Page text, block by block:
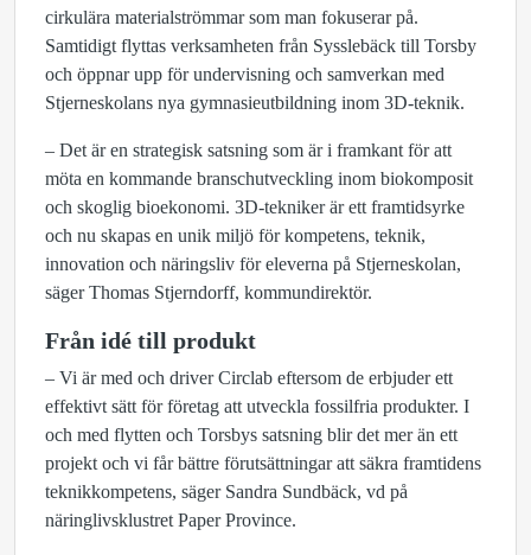
cirkulära materialströmmar som man fokuserar på.
Samtidigt flyttas verksamheten från Sysslebäck till Torsby
och öppnar upp för undervisning och samverkan med
Stjerneskolans nya gymnasieutbildning inom 3D-teknik.
– Det är en strategisk satsning som är i framkant för att
möta en kommande branschutveckling inom biokomposit
och skoglig bioekonomi. 3D-tekniker är ett framtidsyrke
och nu skapas en unik miljö för kompetens, teknik,
innovation och näringsliv för eleverna på Stjerneskolan,
säger Thomas Stjerndorff, kommundirektör.
Från idé till produkt
– Vi är med och driver Circlab eftersom de erbjuder ett
effektivt sätt för företag att utveckla fossilfria produkter. I
och med flytten och Torsbys satsning blir det mer än ett
projekt och vi får bättre förutsättningar att säkra framtidens
teknikkompetens, säger Sandra Sundbäck, vd på
näringlivsklustret Paper Province.